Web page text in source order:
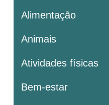
Alimentação
Animais
Atividades físicas
Bem-estar